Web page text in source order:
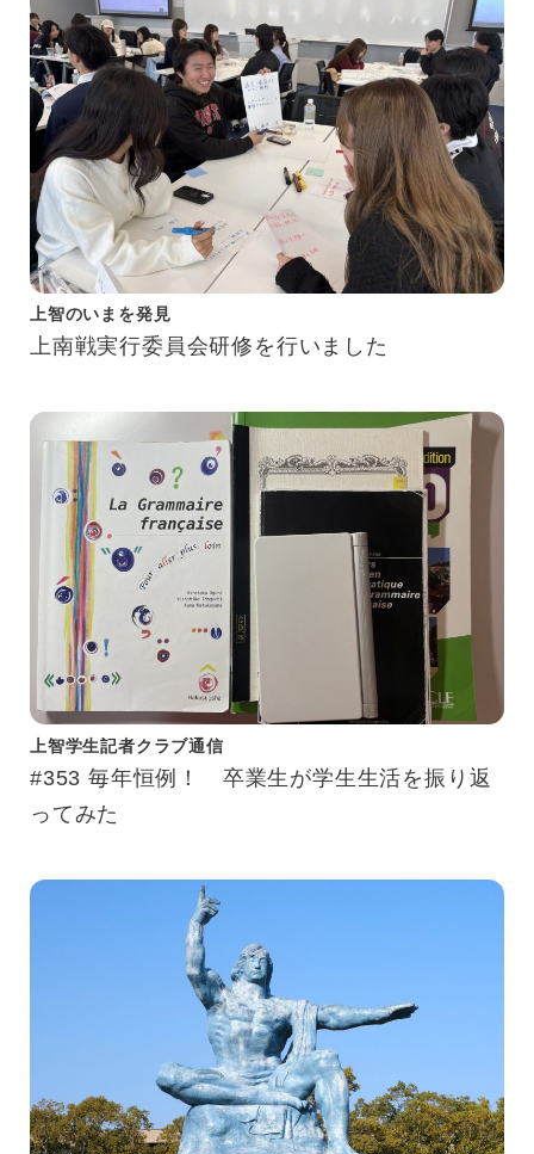
上智のいまを発見
上南戦実行委員会研修を行いました
上智学生記者クラブ通信
#353 毎年恒例！ 卒業生が学生生活を振り返
ってみた